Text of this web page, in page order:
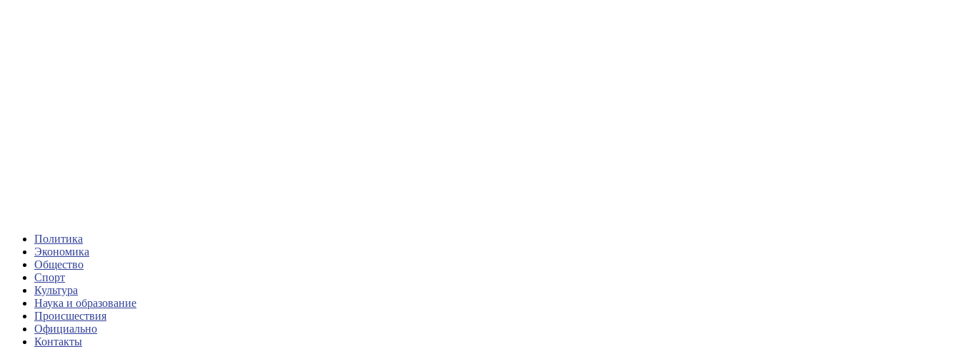
Политика
Экономика
Общество
Спорт
Культура
Наука и образование
Происшествия
Официально
Контакты